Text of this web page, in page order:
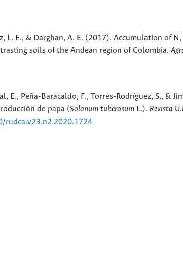
L. E., & Darghan, A. E. (2017). Accumulation of
soils of the Andean region of Colombia.
E., Peña-Baracaldo, F., Torres-Rodríguez, S., &
de papa (Solanum tuberosum L.). Revista
rudca.v23.n2.2020.1724